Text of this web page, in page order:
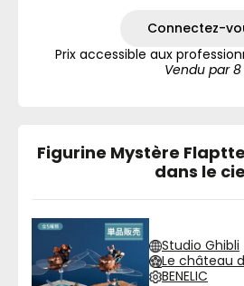
Connectez-
Prix accessible aux
Vendu par 8
Figurine Mystère
dans le
Studio Ghibli
Le château
BENELIC